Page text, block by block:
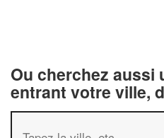
Ou cherchez aussi
entrant votre ville,